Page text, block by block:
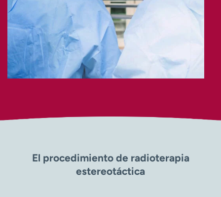
El procedimiento de radioterapia
estereotáctica